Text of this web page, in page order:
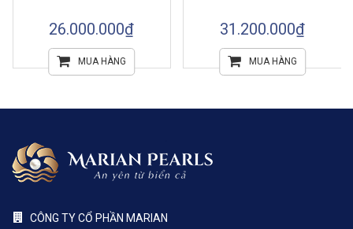
26.000.000₫
MUA HÀNG
31.200.000₫
MUA HÀNG
CÔNG TY CỔ PHẦN MARIAN